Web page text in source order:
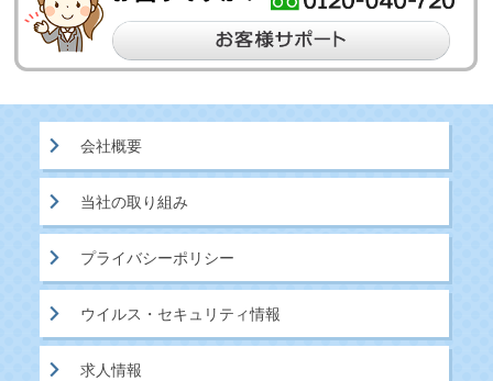
会社概要
当社の取り組み
プライバシーポリシー
ウイルス・セキュリティ情報
求人情報